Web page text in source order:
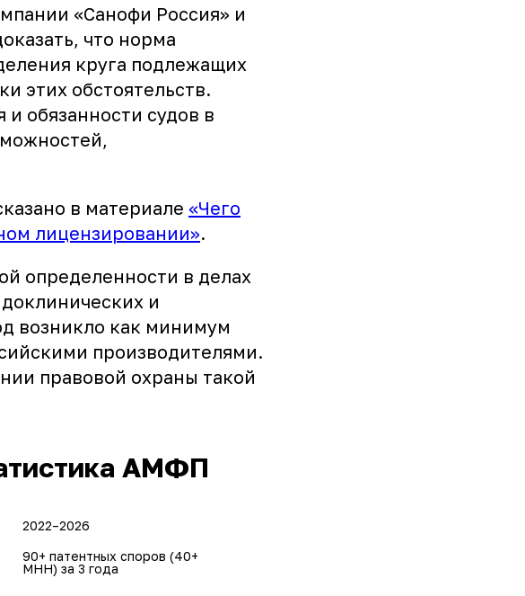
«Санофи Россия» и
что норма
круга подлежащих
этих обстоятельств.
обязанности судов в
в материале «Чего
лицензировании».
определенности в делах
и
возникло как минимум
производителями.
правовой охраны такой
АМФП
2022–2026
90+ патентных споров (40+
МНН) за 3 года